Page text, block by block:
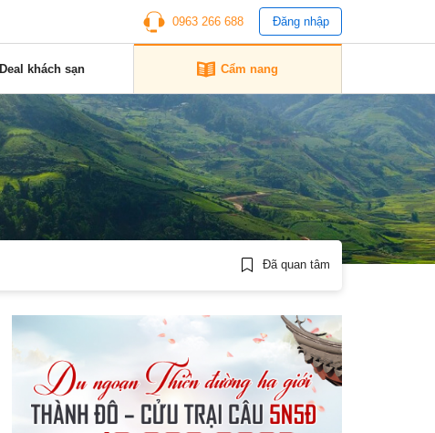
0963 266 688 Đăng nhập
Deal khách sạn Cẩm nang
Đã quan tâm